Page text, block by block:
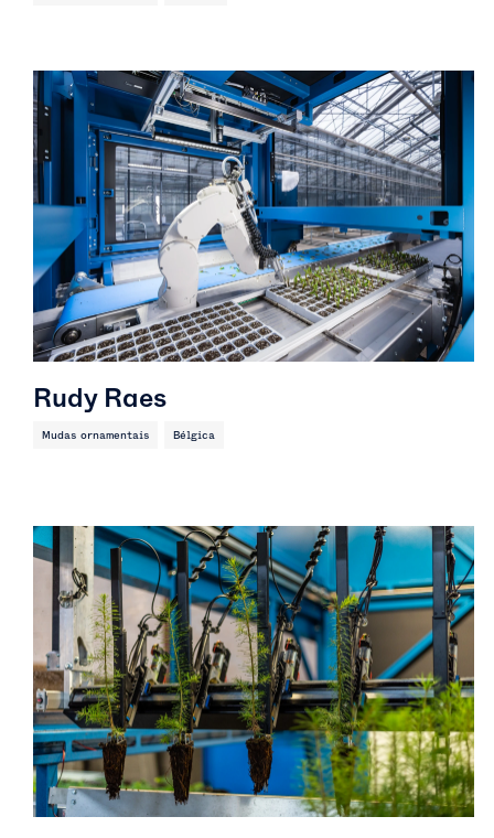
Rudy Raes
Mudas ornamentais Bélgica